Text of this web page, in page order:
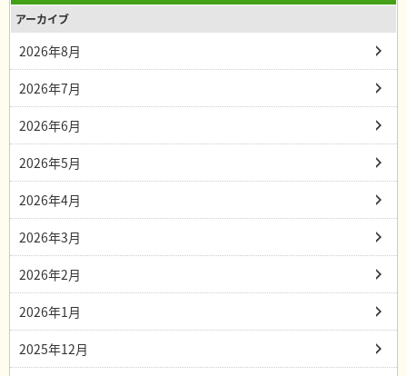
アーカイブ
2026年8月
2026年7月
2026年6月
2026年5月
2026年4月
2026年3月
2026年2月
2026年1月
2025年12月